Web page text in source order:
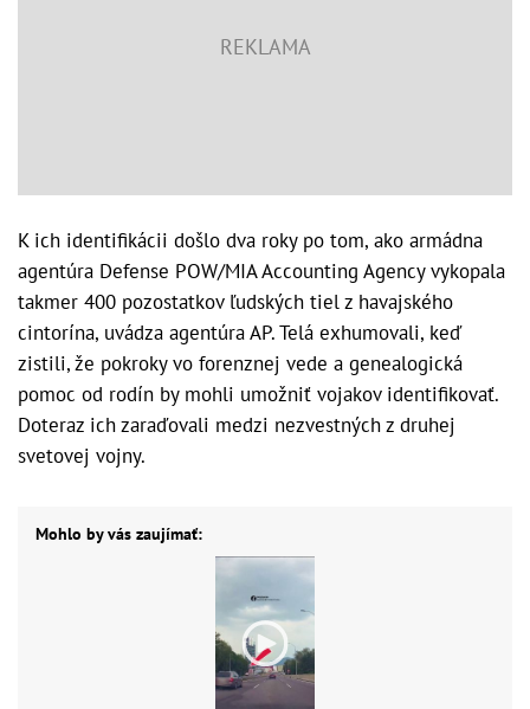
K ich identifikácii došlo dva roky po tom, ako armádna
agentúra Defense POW/MIA Accounting Agency vykopala
takmer 400 pozostatkov ľudských tiel z havajského
cintorína, uvádza agentúra AP. Telá exhumovali, keď
zistili, že pokroky vo forenznej vede a genealogická
pomoc od rodín by mohli umožniť vojakov identifikovať.
Doteraz ich zaraďovali medzi nezvestných z druhej
svetovej vojny.
Mohlo by vás zaujímať: